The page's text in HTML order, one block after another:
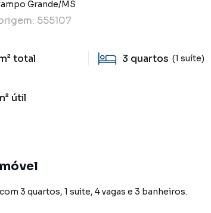
Grande/MS
555107
total 3 quartos (1 suíte)
útil
3 quartos, 1 suite, 4 vagas e 3 banheiros.